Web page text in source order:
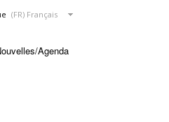
Agenda